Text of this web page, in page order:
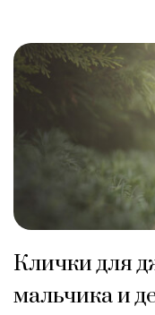
Клички для
мальчика и